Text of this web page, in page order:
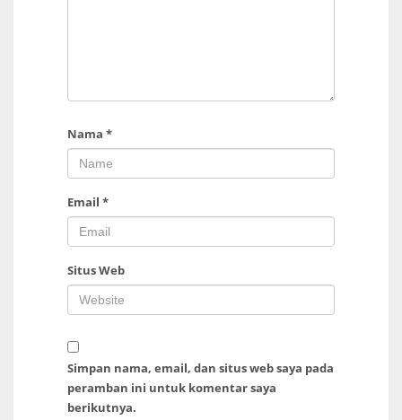
Nama *
Email *
Situs Web
Simpan nama, email, dan situs web saya pada
peramban ini untuk komentar saya
berikutnya.